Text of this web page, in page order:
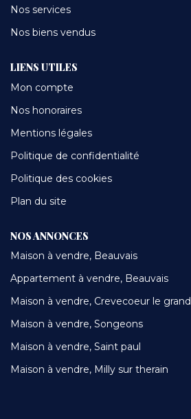
Nos services
Nos biens vendus
LIENS UTILES
Mon compte
Nos honoraires
Mentions légales
Politique de confidentialité
Politique des cookies
Plan du site
NOS ANNONCES
Maison à vendre, Beauvais
Appartement à vendre, Beauvais
Maison à vendre, Crevecoeur le grand
Maison à vendre, Songeons
Maison à vendre, Saint paul
Maison à vendre, Milly sur therain